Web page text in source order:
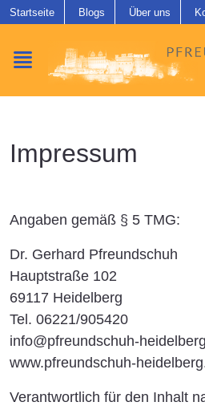
menu
Startseite Blogs Über uns
Impressum
Angaben gemäß § 5 TMG:
Dr. Gerhard Pfreundschuh
Hauptstraße 102
69117 Heidelberg
Tel. 06221/905420
info@pfreundschuh-
www.pfreundschuh-
Verantwortlich für den Inhalt